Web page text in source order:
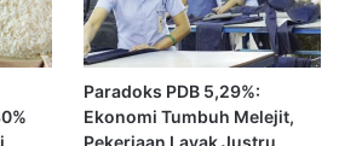
Paradoks PDB 5,29%:
Ekonomi Tumbuh Melejit,
Pekerjaan Layak Justru